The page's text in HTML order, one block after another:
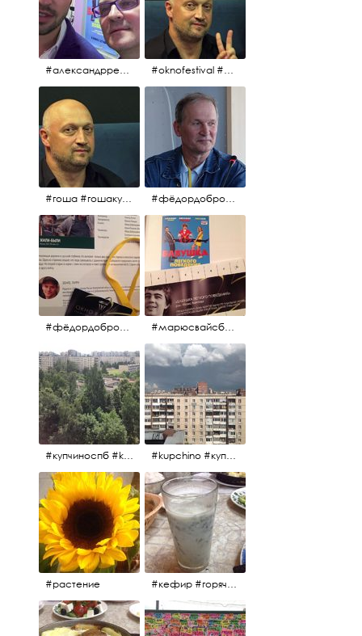
#александрревва #ревва #артурпирожков #бабушкалегкогоповедения @arthurpirozhkov #oknofestival #gosha #гошакуценко
#гоша #гошакуценко #oknofestival #фёдордобронравов #кино #хорошеекино #жилибыли
#фёдордобронравов #эдуардпарри #жилибыли #иринарозанова #марюсвайсберг #александрревва #глюкоза #любовьвбольшомгороде #ххvфестивальроссийскогокино
#купчиноспб #kupchino #kupchino #купчиноспб
#растение #кефир #горячийкефир #национальноеблюдо #лаваш #вкусно